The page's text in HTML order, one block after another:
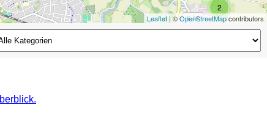
2
2
Leaflet| ©OpenStreetMapcontributors